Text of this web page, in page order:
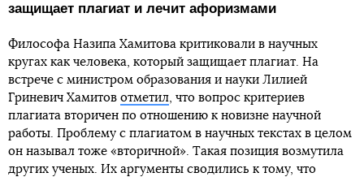
защищает плагиат и лечит афоризмами
Философа Назипа Хамитова критиковали в научных
кругах как человека, который защищает плагиат. На
встрече с министром образования и науки Лилией
Гриневич Хамитов отметил, что вопрос критериев
плагиата вторичен по отношению к новизне научной
работы. Проблему с плагиатом в научных текстах в целом
он называл тоже «вторичной». Такая позиция возмутила
других ученых. Их аргументы сводились к тому, что